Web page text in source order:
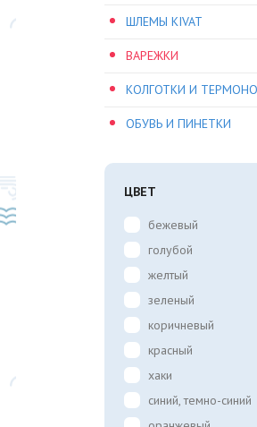
ШЛЕМЫ KIVAT
ВАРЕЖКИ
КОЛГОТКИ И
ОБУВЬ И ПИНЕТКИ
ЦВЕТ
бежевый
голубой
желтый
зеленый
коричневый
красный
хаки
синий, темно-синий